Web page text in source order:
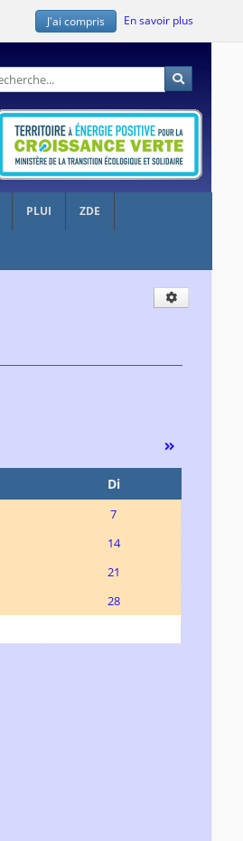
J'ai compris En savoir plus
PLUI ZDE
Di
7
14
21
28